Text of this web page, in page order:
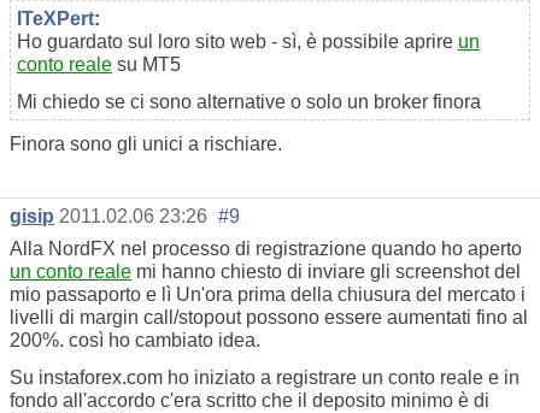
ITeXPert:
Ho guardato sul loro sito web - sì, è possibile aprire un
conto reale su MT5
Mi chiedo se ci sono alternative o solo un broker finora
Finora sono gli unici a rischiare.
gisip 2011.02.06 23:26 #9
Alla NordFX nel processo di registrazione quando ho aperto
un conto reale mi hanno chiesto di inviare gli screenshot del
mio passaporto e lì Un'ora prima della chiusura del mercato i
livelli di margin call/stopout possono essere aumentati fino al
200%. così ho cambiato idea.
Su instaforex.com ho iniziato a registrare un conto reale e in
fondo all'accordo c'era scritto che il deposito minimo è di